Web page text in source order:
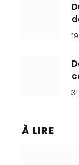
À LIRE